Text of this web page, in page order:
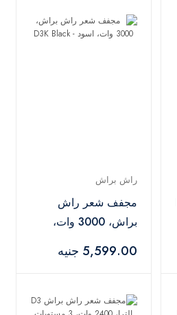
راش براش
مجفف شعر راش
براش، 3000 وات،
5,599.00 جنيه